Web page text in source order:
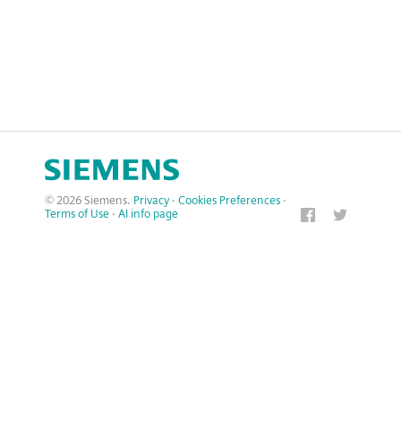
© 2026 Siemens. Privacy · Cookies Preferences ·
Terms of Use · AI info page